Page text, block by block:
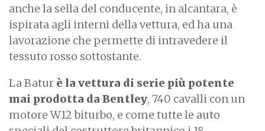
anche la sella del conducente, in alcantara, è
ispirata agli interni della vettura, ed ha una
lavorazione che permette di intravedere il
tessuto rosso sottostante.
La Batur è la vettura di serie più potente
mai prodotta da Bentley, 740 cavalli con un
motore W12 biturbo, e come tutte le auto